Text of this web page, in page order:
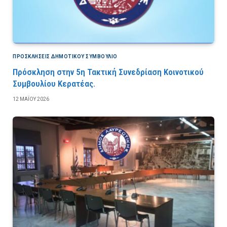
ΠΡΟΣΚΛΉΣΕΙΣ ΔΗΜΟΤΙΚΟΎ ΣΥΜΒΟΎΛΙΟ
Πρόσκληση στην 5η Τακτική Συνεδρίαση Κοινοτικού
Συμβουλίου Κερατέας.
12 ΜΑΪ́ΟΥ 2026